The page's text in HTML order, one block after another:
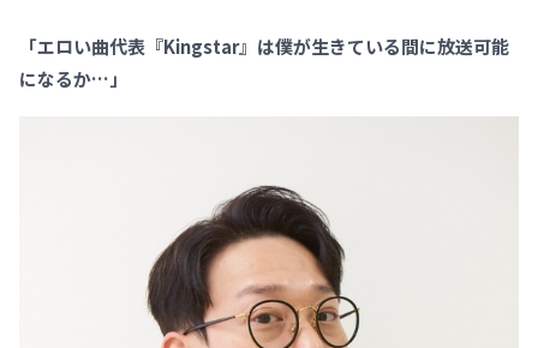
「エロい曲代表『Kingstar』は僕が生きている間に放送可能
になるか…」